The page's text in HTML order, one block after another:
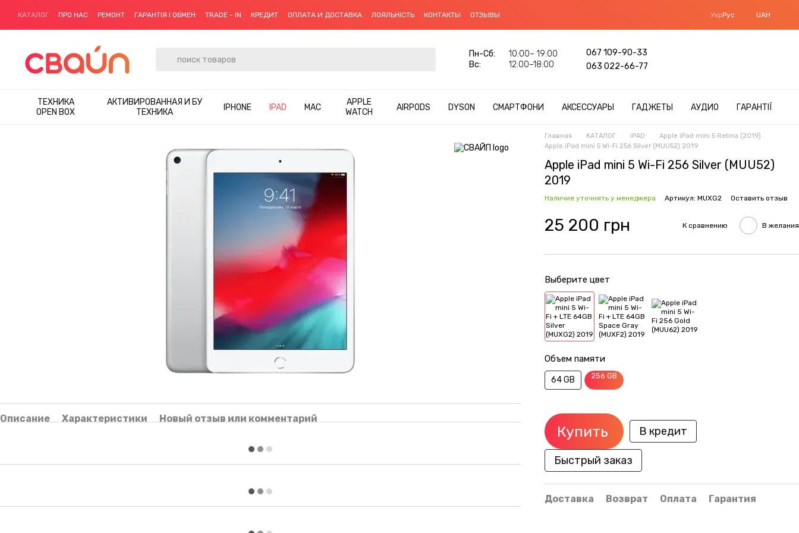
КАТАЛОГ ПРО НАС РЕМОНТ ГАРАНТІЯ І ОБМЕН TRADE - IN КРЕДИТ ОПЛАТА И ДОСТАВКА ЛОЯЛЬНІСТЬ КОНТАКТЫ ОТЗЫВЫ УкрРус UAH
Пн-Сб:
10:00– 19:00
Вс:
12:00–18:00
067 109-90-33
063 022-66-77
ТЕХНИКА
OPEN BOX
АКТИВИРОВАННАЯ И БУ
ТЕХНИКА
IPHONE IPAD MAC
APPLE
WATCH
AIRPODS DYSON СМАРТФОНИ АКСЕССУАРЫ ГАДЖЕТЫ АУДИО ГАРАНТІЇ
Описание Характеристики Новый отзыв или комментарий
Главная КАТАЛОГ iPAD
Apple iPad mini 5 Retina (2019)
Apple iPad mini 5 Wi-Fi 256 Silver (MUU52) 2019
Apple iPad mini 5 Wi-Fi 256 Silver (MUU52)
2019
Наличие уточнять у менеджера Артикул: MUXG2 Оставить отзыв
25 200 грн К сравнению В желания
Выберите цвет
Объем памяти
64 GB 256 GB
Купить В кредит
Быстрый заказ
Доставка Возврат Оплата Гарантия